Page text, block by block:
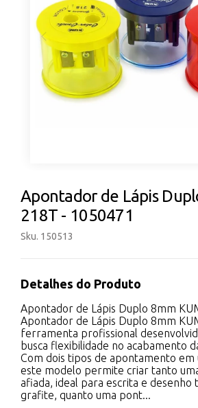
Apontador de Lápis
218T - 1050471
Sku. 150513
Detalhes do Produto
Apontador de Lápis Duplo 8mm
Apontador de Lápis Duplo 8mm
ferramenta profissional
busca flexibilidade no acabamento
Com dois tipos de apontamento em
este modelo permite criar tanto
afiada, ideal para escrita e desenho
grafite, quanto uma pont...